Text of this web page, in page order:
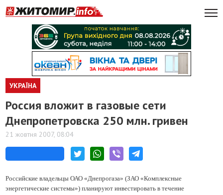
УКРАЇНА
Россия вложит в газовые сети
Днепропетровска 250 млн. гривен
21 жовтня 2007, 08:04
Российские владельцы ОАО «Днепрогаза» (ЗАО «Комплексные
энергетические системы») планируют инвестировать в течение